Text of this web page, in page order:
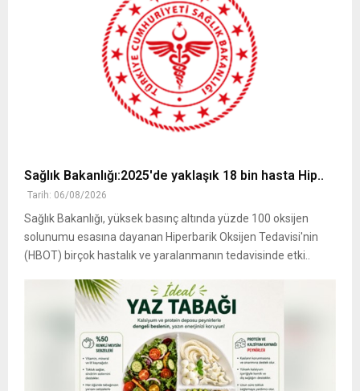
Sağlık Bakanlığı:2025'de yaklaşık 18 bin hasta Hip..
Tarih: 06/08/2026
Sağlık Bakanlığı, yüksek basınç altında yüzde 100 oksijen
solunumu esasına dayanan Hiperbarik Oksijen Tedavisi'nin
(HBOT) birçok hastalık ve yaralanmanın tedavisinde etki..